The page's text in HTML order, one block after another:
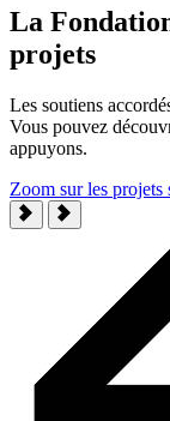
La
projets
Les soutiens
Vous pouvez
appuyons.
Zoom sur les projets